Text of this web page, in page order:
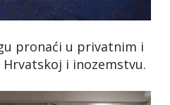
pronaći u privatnim i
i inozemstvu.